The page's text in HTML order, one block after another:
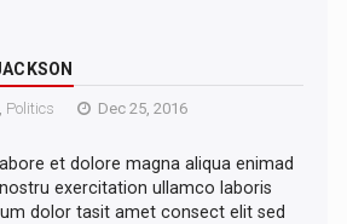
Politics
Dec 25, 2016
et dolore magna aliqua enimad
exercitation ullamco laboris
dolor tasit amet consect elit sed